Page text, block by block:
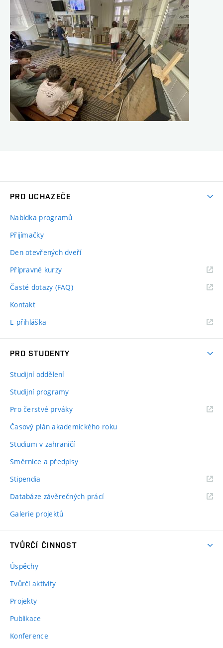
PRO UCHAZEČE
Nabídka programů
Přijímačky
Den otevřených dveří
Přípravné kurzy
Časté dotazy (FAQ)
Kontakt
E-přihláška
PRO STUDENTY
Studijní oddělení
Studijní programy
Pro čerstvé prváky
Časový plán akademického roku
Studium v zahraničí
Směrnice a předpisy
Stipendia
Databáze závěrečných prácí
Galerie projektů
TVŮRČÍ ČINNOST
Úspěchy
Tvůrčí aktivity
Projekty
Publikace
Konference